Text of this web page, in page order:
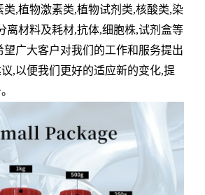
类,植物激素类,植物试剂类,核酸类,染
离材料及耗材,抗体,细胞株,试剂盒等
望广大客户对我们的工作和服务提出
,以便我们更好的适应新的变化,提